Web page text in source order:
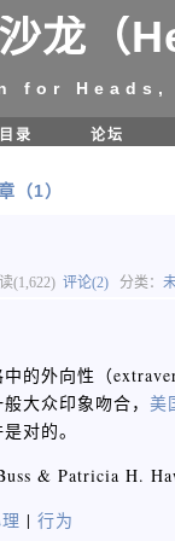
龙（
for
目录 论坛
（1）
(1,622) 评论(2) 分类：
的外向性（
大众印象吻合， 美
对的。
& Patricia H.
| 行为